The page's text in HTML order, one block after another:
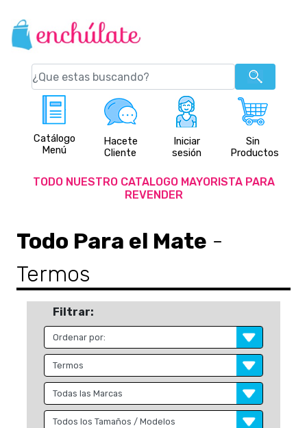
Catálogo
Menú
Hacete
Cliente
Iniciar
sesión
Sin
Productos
TODO NUESTRO CATALOGO MAYORISTA PARA
REVENDER
Todo Para el Mate -
Termos
Filtrar: